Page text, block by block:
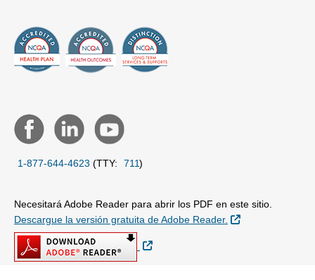
1-877-644-4623 (TTY: 711)
Necesitará Adobe Reader para abrir los PDF en este sitio.
Descargue la versión gratuita de Adobe Reader.
Sitio Externo
Sitio Externo